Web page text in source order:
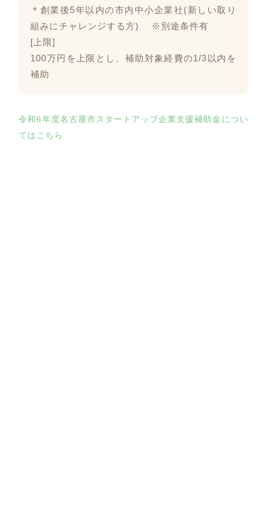
＊創業後5年以内の市内中小企業社(新しい取り
組みにチャレンジする方) ※別途条件有
[上限]
100万円を上限とし、補助対象経費の1/3以内を
補助
令和6年度名古屋市スタートアップ企業支援補助金につい
てはこちら